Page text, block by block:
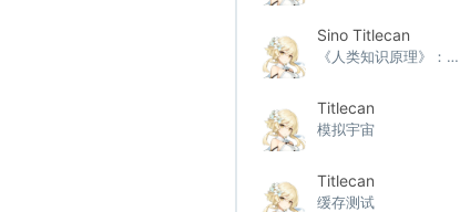
Sino Titlecan
《人类知识原理》：存在即被感知
Titlecan
模拟宇宙
Titlecan
缓存测试